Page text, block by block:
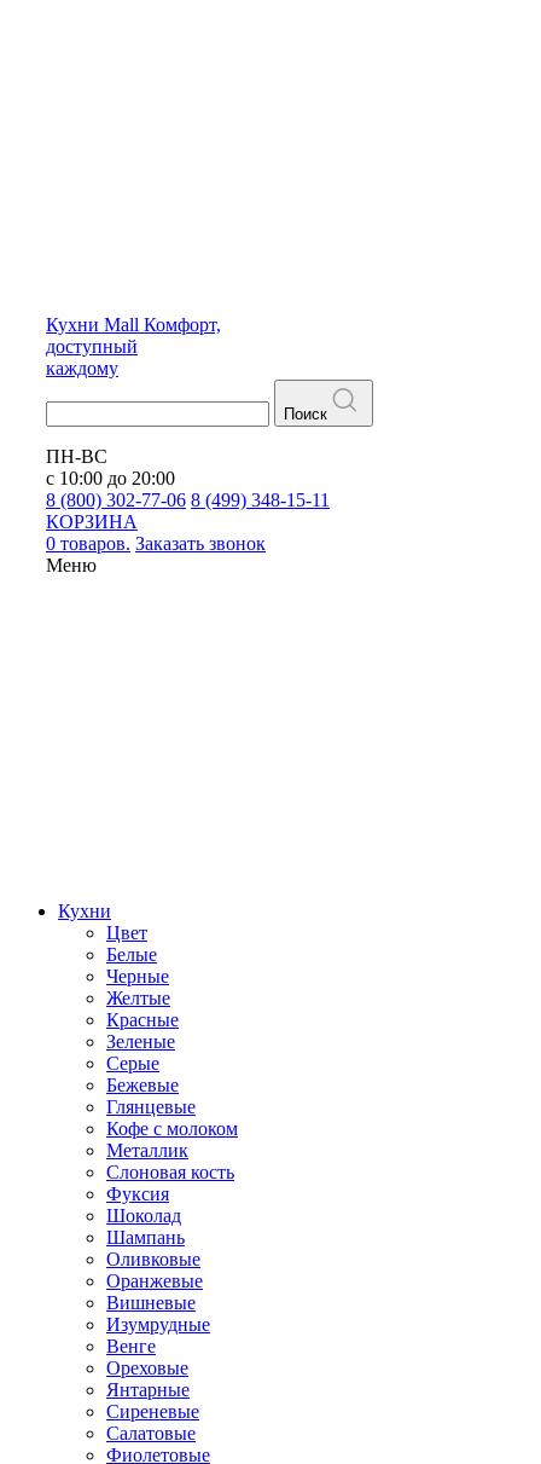
Кухни Mall Комфорт,
доступный
каждому
Поиск
ПН-ВС
с 10:00 до 20:00
8 (800) 302-77-06 8 (499) 348-15-11
КОРЗИНА
0 товаров. Заказать звонок
Меню
Кухни
Цвет
Белые
Черные
Желтые
Красные
Зеленые
Серые
Бежевые
Глянцевые
Кофе с молоком
Металлик
Слоновая кость
Фуксия
Шоколад
Шампань
Оливковые
Оранжевые
Вишневые
Изумрудные
Венге
Ореховые
Янтарные
Сиреневые
Салатовые
Фиолетовые